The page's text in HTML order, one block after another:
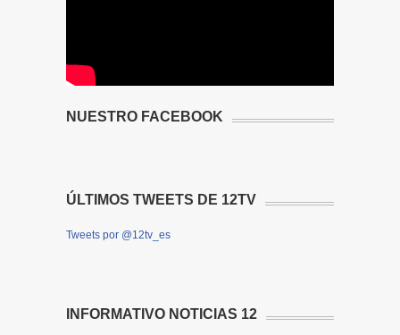
NUESTRO FACEBOOK
ÚLTIMOS TWEETS DE 12TV
Tweets por @12tv_es
INFORMATIVO NOTICIAS 12